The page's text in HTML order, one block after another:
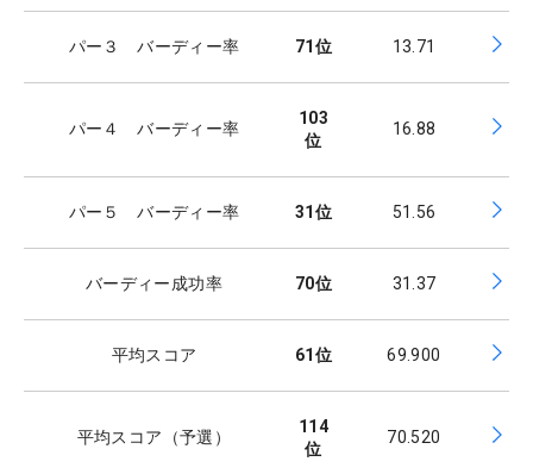
パー３ バーディー率 71位 13.71
パー４ バーディー率
103
位
16.88
パー５ バーディー率 31位 51.56
バーディー成功率 70位 31.37
平均スコア 61位 69.900
平均スコア（予選）
114
位
70.520